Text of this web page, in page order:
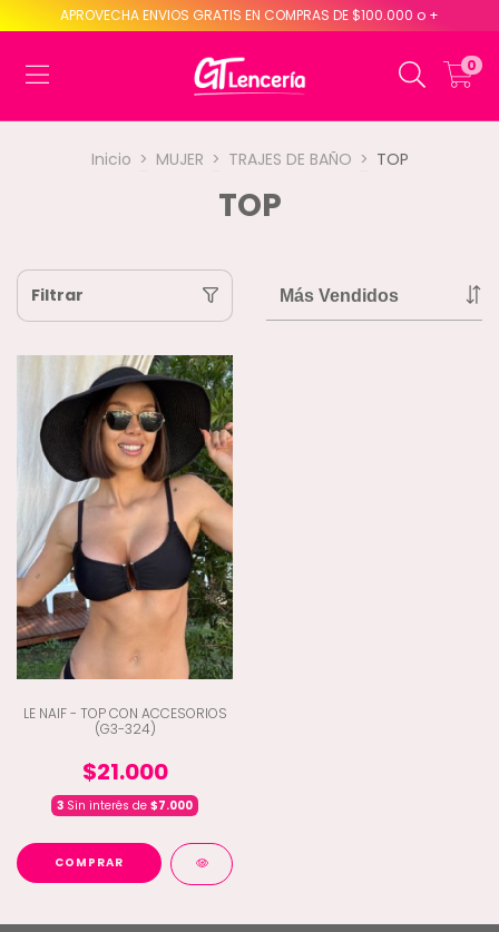
APROVECHA ENVIOS GRATIS EN COMPRAS DE $100.000 o +
0
Inicio > MUJER > TRAJES DE BAÑO > TOP
TOP
Filtrar
LE NAIF - TOP CON ACCESORIOS
(G3-324)
$21.000
3 Sin interés de $7.000
COMPRAR